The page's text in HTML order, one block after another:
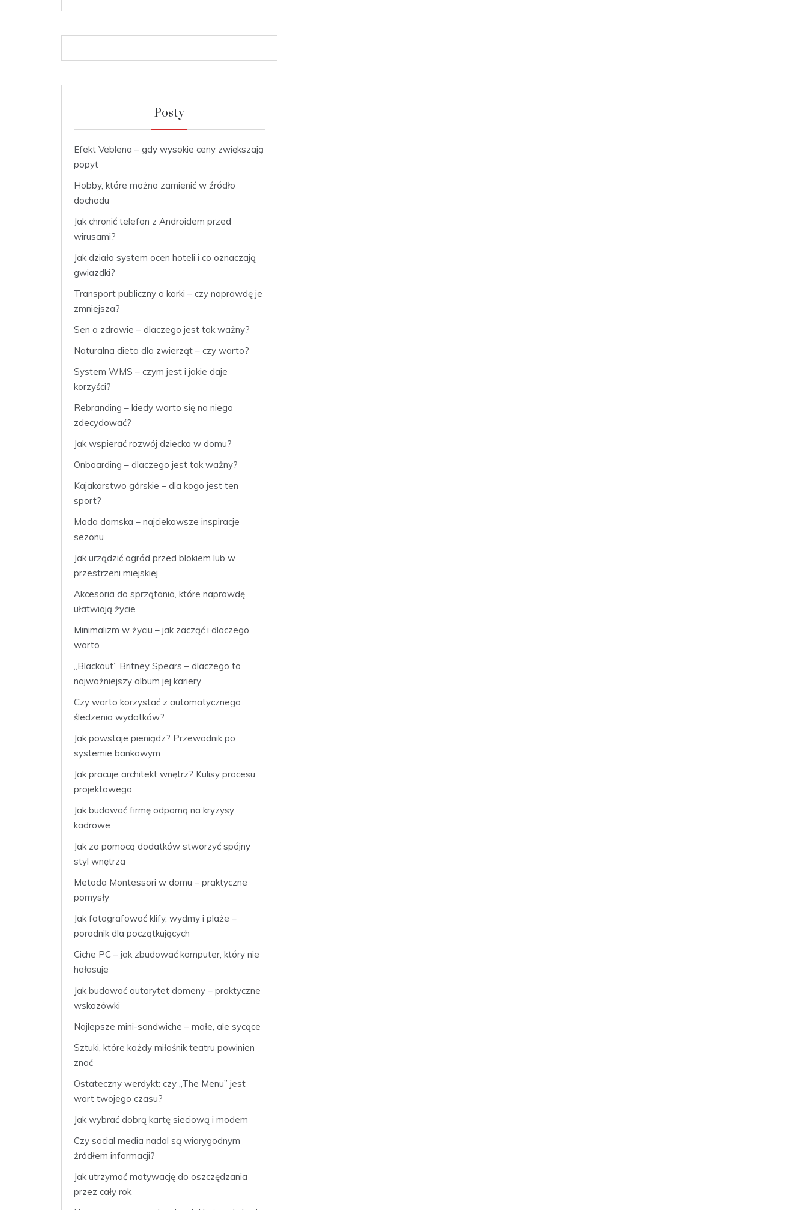
Posty
Efekt Veblena – gdy wysokie ceny zwiększają
popyt
Hobby, które można zamienić w źródło
dochodu
Jak chronić telefon z Androidem przed
wirusami?
Jak działa system ocen hoteli i co oznaczają
gwiazdki?
Transport publiczny a korki – czy naprawdę je
zmniejsza?
Sen a zdrowie – dlaczego jest tak ważny?
Naturalna dieta dla zwierząt – czy warto?
System WMS – czym jest i jakie daje
korzyści?
Rebranding – kiedy warto się na niego
zdecydować?
Jak wspierać rozwój dziecka w domu?
Onboarding – dlaczego jest tak ważny?
Kajakarstwo górskie – dla kogo jest ten
sport?
Moda damska – najciekawsze inspiracje
sezonu
Jak urządzić ogród przed blokiem lub w
przestrzeni miejskiej
Akcesoria do sprzątania, które naprawdę
ułatwiają życie
Minimalizm w życiu – jak zacząć i dlaczego
warto
„Blackout” Britney Spears – dlaczego to
najważniejszy album jej kariery
Czy warto korzystać z automatycznego
śledzenia wydatków?
Jak powstaje pieniądz? Przewodnik po
systemie bankowym
Jak pracuje architekt wnętrz? Kulisy procesu
projektowego
Jak budować firmę odporną na kryzysy
kadrowe
Jak za pomocą dodatków stworzyć spójny
styl wnętrza
Metoda Montessori w domu – praktyczne
pomysły
Jak fotografować klify, wydmy i plaże –
poradnik dla początkujących
Ciche PC – jak zbudować komputer, który nie
hałasuje
Jak budować autorytet domeny – praktyczne
wskazówki
Najlepsze mini-sandwiche – małe, ale sycące
Sztuki, które każdy miłośnik teatru powinien
znać
Ostateczny werdykt: czy „The Menu” jest
wart twojego czasu?
Jak wybrać dobrą kartę sieciową i modem
Czy social media nadal są wiarygodnym
źródłem informacji?
Jak utrzymać motywację do oszczędzania
przez cały rok